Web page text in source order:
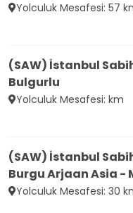
Yolculuk Mesafesi: 57
(SAW) İstanbul
Bulgurlu
Yolculuk Mesafesi: km
(SAW) İstanbul
Burgu Arjaan Asia -
Yolculuk Mesafesi: 30